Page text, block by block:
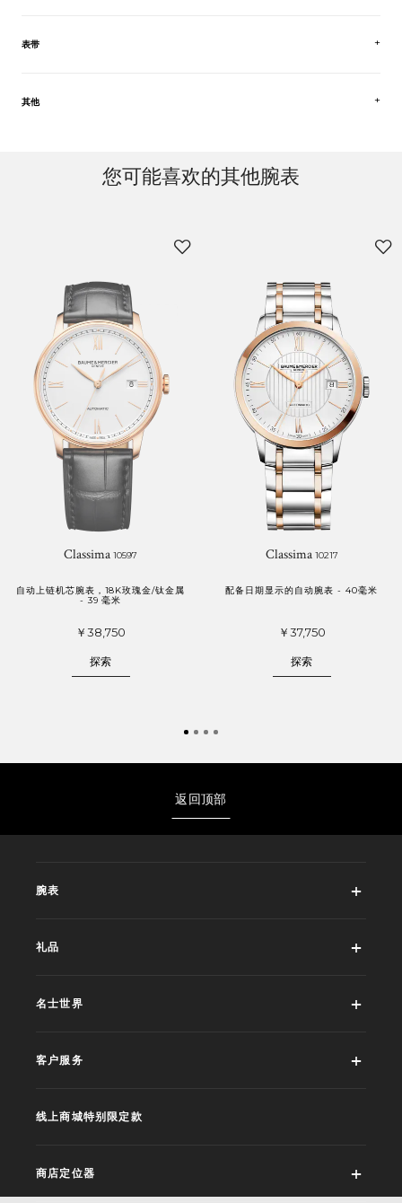
表带
其他
您可能喜欢的其他腕表
Classima 10597
自动上链机芯腕表，18K玫瑰金/钛金属
- 39 毫米
￥38,750
探索
Classima 10217
配备日期显示的自动腕表 - 40毫米
￥37,750
探索
返回顶部
腕表
礼品
名士世界
客户服务
线上商城特别限定款
商店定位器